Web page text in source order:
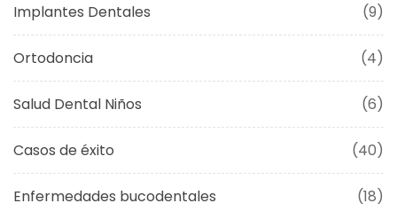
Implantes Dentales (9)
Ortodoncia (4)
Salud Dental Niños (6)
Casos de éxito (40)
Enfermedades bucodentales (18)